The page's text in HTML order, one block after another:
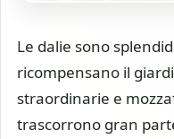
Le dalie sono
ricompensano il
straordinarie e
trascorrono gran